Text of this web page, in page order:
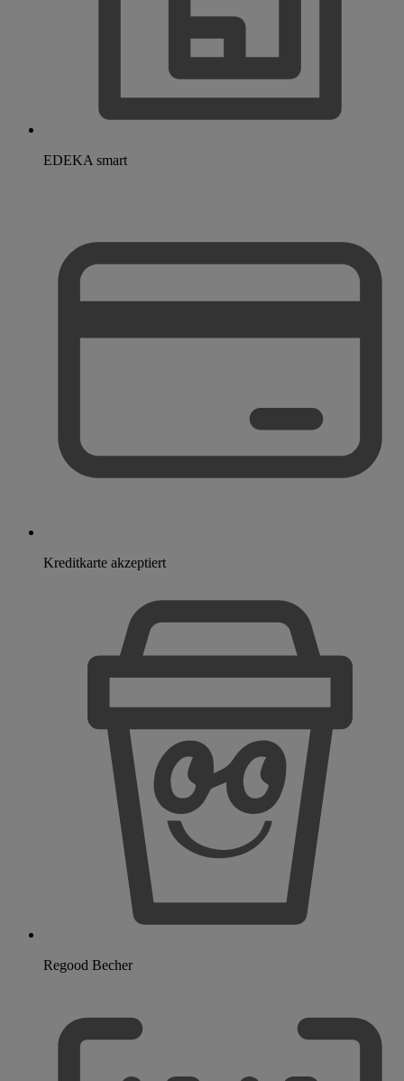
EDEKA smart
Kreditkarte akzeptiert
Regood Becher